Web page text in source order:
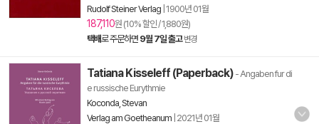
Rudolf Steiner Verlag 1900년 01월
187,110원 (10% 할인 / 1,880원)
택배로 주문하면 9월 7일 출고 변경
Tatiana Kisseleff (Paperback) - Angaben fur di
e russische Eurythmie
Koconda, Stevan
Verlag am Goetheanum 2021년 01월